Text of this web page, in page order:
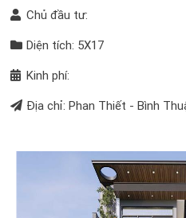
Chủ đầu tư:
Diện tích: 5X17
Kinh phí:
Địa chỉ: Phan Thiết - Bình